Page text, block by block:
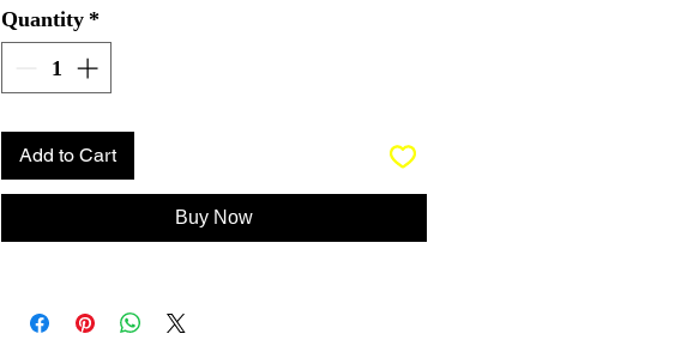
Quantity *
Add to Cart
Buy Now